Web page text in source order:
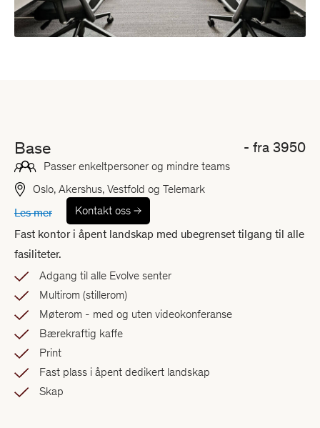
Base - fra 3950
Passer enkeltpersoner og mindre teams
Oslo, Akershus, Vestfold og Telemark
Les mer
Kontakt oss
Fast kontor i åpent landskap med ubegrenset tilgang til alle
fasiliteter.
Adgang til alle Evolve senter
Multirom (stillerom)
Møterom - med og uten videokonferanse
Bærekraftig kaffe
Print
Fast plass i åpent dedikert landskap
Skap